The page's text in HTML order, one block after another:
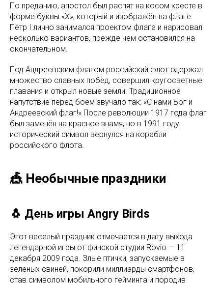
По преданию, апостол был распят на косом кресте в
форме буквы «Х», который и изображён на флаге.
Пётр I лично занимался проектом флага и нарисовал
несколько вариантов, прежде чем остановился на
окончательном.
Под Андреевским флагом российский флот одержал
множество славных побед, совершил кругосветные
плавания и открыл новые земли. Традиционное
напутствие перед боем звучало так: «С нами Бог и
Андреевский флаг!» После революции 1917 года флаг
был заменён на красное знамя, но в 1991 году
исторический символ вернулся на корабли
российского флота.
🎪 Необычные праздники
🐧 День игры Angry Birds
Этот веселый праздник отмечается в дату выхода
легендарной игры от финской студии Rovio — 11
декабря 2009 года. Злые птички, запускаемые в
зеленых свиней, покорили миллиарды смартфонов,
став символом мобильного гейминга и породив